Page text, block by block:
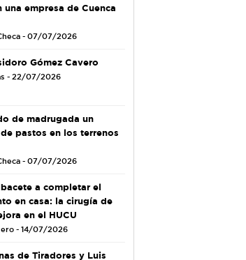
una empresa de Cuenca
- 07/07/2026
Gómez Cavero
- 22/07/2026
de madrugada un
pastos en los terrenos
- 07/07/2026
a completar el
en casa: la cirugía de
en el HUCU
- 14/07/2026
de Tiradores y Luis